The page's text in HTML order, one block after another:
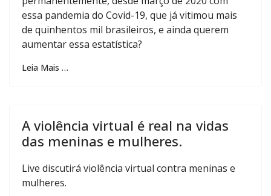
essa pandemia do Covid-19, que já vitimou mais
de quinhentos mil brasileiros, e ainda querem
aumentar essa estatística?
Leia Mais …
A violência virtual é real na vidas
das meninas e mulheres.
Live discutirá violência virtual contra meninas e
mulheres.